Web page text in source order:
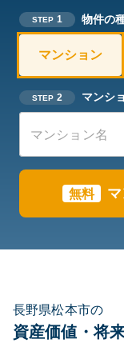
STEP 1 物件の
マンション
STEP 2 マンシ
無料
長野県松本市の
資産価値・将